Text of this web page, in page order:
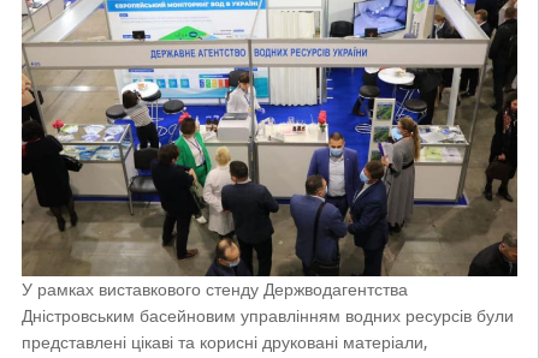
У рамках виставкового стенду Держводагентства
Дністровським басейновим управлінням водних ресурсів були
представлені цікаві та корисні друковані матеріали,